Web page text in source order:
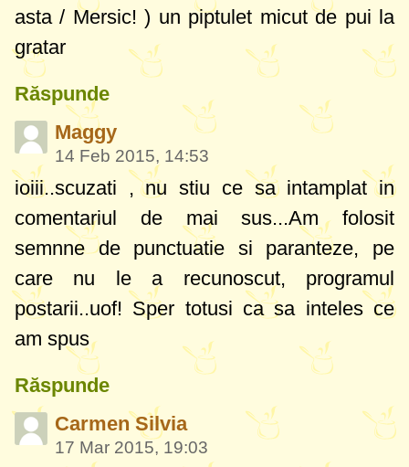
asta/ Mersic! ) un piptulet micut de pui la
gratar
Răspunde
Maggy
14 Feb 2015, 14:53
ioiii..scuzati , nu stiu ce sa intamplat in
comentariul de mai sus...Am folosit
semnne de punctuatie si paranteze, pe
care nu le a recunoscut, programul
postarii..uof! Sper totusi ca sa inteles ce
am spus
Răspunde
Carmen Silvia
17 Mar 2015, 19:03